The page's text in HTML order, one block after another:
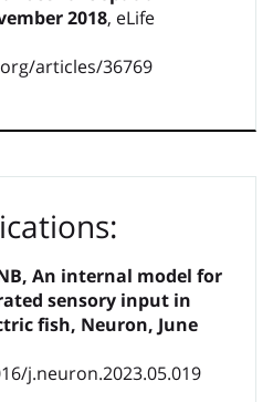
2018, eLife
articles/36769
An internal model for
sensory input in
fish, Neuron, June
j.neuron.2023.05.019